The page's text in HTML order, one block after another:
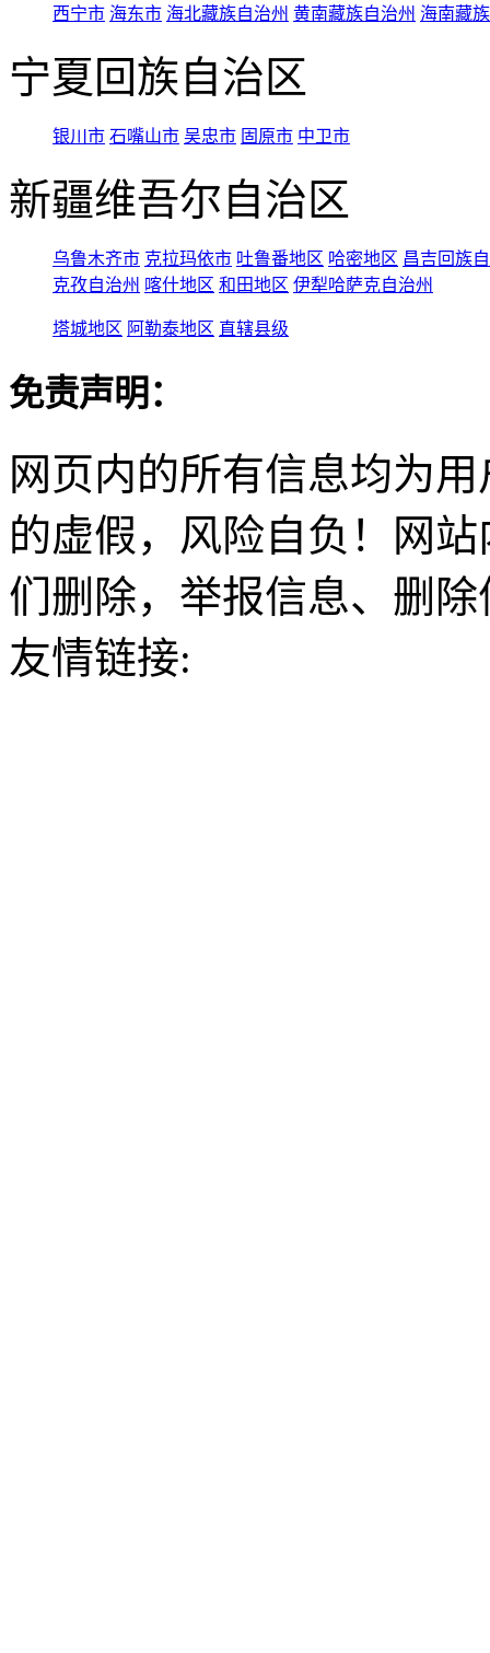
西宁市 海东市 海北藏族自治州 黄南藏族自治州 海南藏
宁夏回族自治区
银川市 石嘴山市 吴忠市 固原市 中卫市
新疆维吾尔自治区
乌鲁木齐市 克拉玛依市 吐鲁番地区 哈密地区 昌吉回族
克孜自治州 喀什地区 和田地区 伊犁哈萨克自治州
塔城地区 阿勒泰地区 直辖县级
免责声明：
网页内的所有信息均为
的虚假，风险自负！网
们删除，举报信息、删
友情链接: